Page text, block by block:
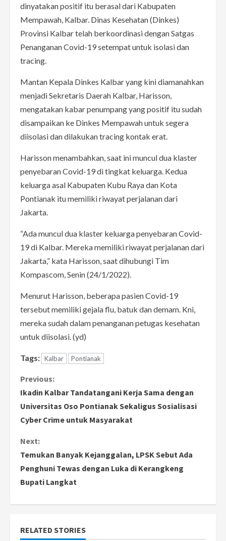
dinyatakan positif itu berasal dari Kabupaten
Mempawah, Kalbar. Dinas Kesehatan (Dinkes)
Provinsi Kalbar telah berkoordinasi dengan Satgas
Penanganan Covid-19 setempat untuk isolasi dan
tracing.
Mantan Kepala Dinkes Kalbar yang kini diamanahkan
menjadi Sekretaris Daerah Kalbar, Harisson,
mengatakan kabar penumpang yang positif itu sudah
disampaikan ke Dinkes Mempawah untuk segera
diisolasi dan dilakukan tracing kontak erat.
Harisson menambahkan, saat ini muncul dua klaster
penyebaran Covid-19 di tingkat keluarga. Kedua
keluarga asal Kabupaten Kubu Raya dan Kota
Pontianak itu memiliki riwayat perjalanan dari
Jakarta.
“Ada muncul dua klaster keluarga penyebaran Covid-
19 di Kalbar. Mereka memiliki riwayat perjalanan dari
Jakarta,” kata Harisson, saat dihubungi Tim
Kompascom, Senin (24/1/2022).
Menurut Harisson, beberapa pasien Covid-19
tersebut memiliki gejala flu, batuk dan demam. Kni,
mereka sudah dalam penanganan petugas kesehatan
untuk diisolasi. (yd)
Tags: Kalbar Pontianak
C
o
n
t
i
n
u
e
Previous:
Ikadin Kalbar Tandatangani Kerja Sama dengan
Universitas Oso Pontianak Sekaligus Sosialisasi
Cyber Crime untuk Masyarakat
Next:
Temukan Banyak Kejanggalan, LPSK Sebut Ada
Penghuni Tewas dengan Luka di Kerangkeng
Bupati Langkat
RELATED STORIES